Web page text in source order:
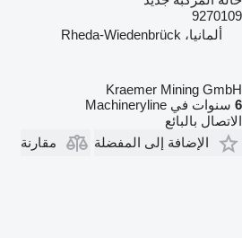
9270109
ألمانيا، Rheda-Wiedenbrück
Kraemer Mining GmbH
6 سنوات في Machineryline
الاتصال بالبائع
الإضافة إلى المفضلة
مقارنة